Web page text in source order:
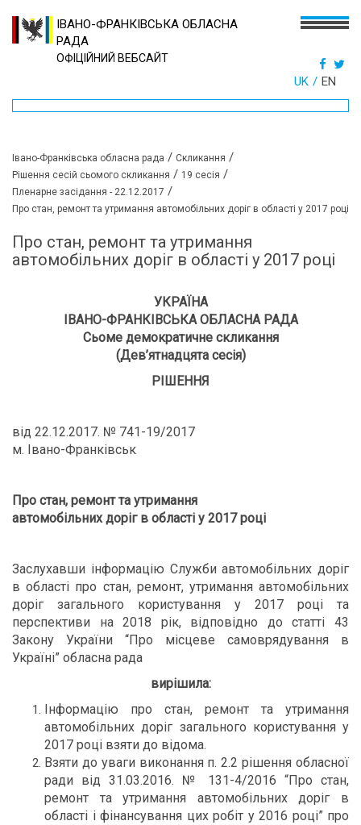
ІВАНО-ФРАНКІВСЬКА ОБЛАСНА
РАДА
ОФІЦІЙНИЙ ВЕБСАЙТ
UK EN
Івано-Франківська обласна рада / Скликання /
Рішення сесій сьомого скликання / 19 сесія /
Пленарне засідання - 22.12.2017 /
Про стан, ремонт та утримання автомобільних доріг в області у 2017 році
Про стан, ремонт та утримання
автомобільних доріг в області у 2017 році
УКРАЇНА
ІВАНО-ФРАНКІВСЬКА ОБЛАСНА РАДА
Сьоме демократичне скликання
(Дев’ятнадцята сесія)
РІШЕННЯ
від 22.12.2017. № 741-19/2017
м. Івано-Франківськ
Про стан, ремонт та утримання
автомобільних доріг в області у 2017 році
Заслухавши інформацію Служби автомобільних доріг
в області про стан, ремонт, утримання автомобільних
доріг загального користування у 2017 році та
перспективи на 2018 рік, відповідно до статті 43
Закону України “Про місцеве самоврядування в
Україні” обласна рада
вирішила:
Інформацію про стан, ремонт та утримання
автомобільних доріг загального користування у
2017 році взяти до відома.
Взяти до уваги виконання п. 2.2 рішення обласної
ради від 31.03.2016. № 131-4/2016 “Про стан,
ремонт та утримання автомобільних доріг в
області і фінансування цих робіт у 2016 році” про